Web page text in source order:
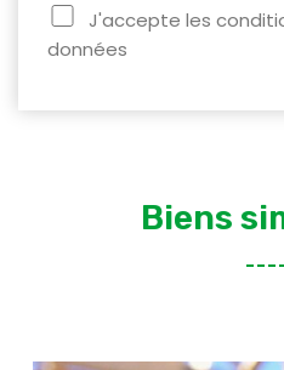
J'accepte les
données
Biens